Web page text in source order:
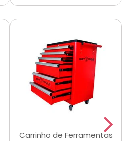
Carrinho de Ferramentas